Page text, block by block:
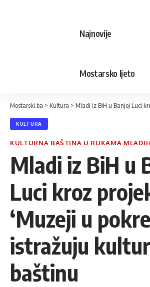
Najnovije
Mostarsko ljeto
Mostarski.ba > Kultura > Mladi iz BiH u Banjoj Luci kroz projekat
KULTURA
KULTURNA BAŠTINA U RUKAMA MLADIH
Mladi iz BiH u
Luci kroz
‘Muzeji u
istražuju
baštinu